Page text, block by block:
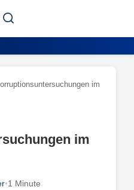
Search
im
im
•1 Minute